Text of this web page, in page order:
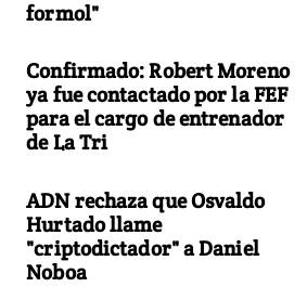
formol"
Confirmado: Robert Moreno
ya fue contactado por la FEF
para el cargo de entrenador
de La Tri
ADN rechaza que Osvaldo
Hurtado llame
"criptodictador" a Daniel
Noboa